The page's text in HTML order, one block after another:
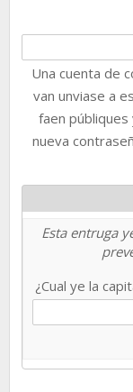
Una cuenta de
van unviase a
faen públiques
nueva
Esta entruga
¿Cual ye la